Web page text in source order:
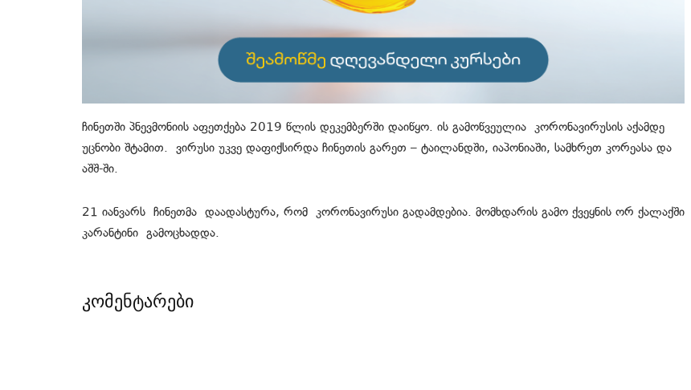
ჩინეთში პნევმონიის აფეთქება 2019 წლის დეკემბერში დაიწყო. ის გამოწვეულია კორონავირუსის აქამდე
უცნობი შტამით. ვირუსი უკვე დაფიქსირდა ჩინეთის გარეთ – ტაილანდში, იაპონიაში, სამხრეთ კორეასა და
აშშ-ში.
21 იანვარს ჩინეთმა დაადასტურა, რომ კორონავირუსი გადამდებია. მომხდარის გამო ქვეყნის ორ ქალაქში
კარანტინი გამოცხადდა.
კომენტარები